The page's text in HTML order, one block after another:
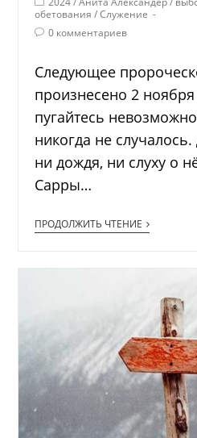
обетования / Служение
0 комментариев
Следующее
произнесено 2
пугайтесь
никогда не
ни дождя, ни слуху о
Сарры…
ПРОДОЛЖИТЬ ЧТЕНИЕ